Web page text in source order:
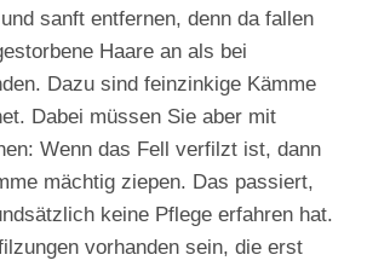
sanft entfernen, denn da fallen
Haare an als bei
Dazu sind feinzinkige Kämme
Dabei müssen Sie aber mit
Wenn das Fell verfilzt ist, dann
mächtig ziepen. Das passiert,
keine Pflege erfahren hat.
vorhanden sein, die erst